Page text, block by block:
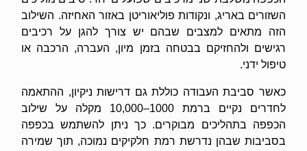
השזורים באריג, ונקודות פוליאוריטן באזור האחיזה. השילוב
הזה מתאים למצבים שבהם יש צורך להגן על רכיבים
רגישים ולהחזיקם בבטחה בזמן מיון, העברה, הרכבה או
טיפול ידני.
כאשר סביבת העבודה כוללת גם דרישות ניקיון, ההתאמה
לחדרים נקיים ברמת 1000–10,000 מקלה על שילוב
הכפפה בתהליכים מבוקרים. כך ניתן להשתמש בכפפה
בסביבות שבהן נדרשת רמת חלקיקים נמוכה, תוך שמירה